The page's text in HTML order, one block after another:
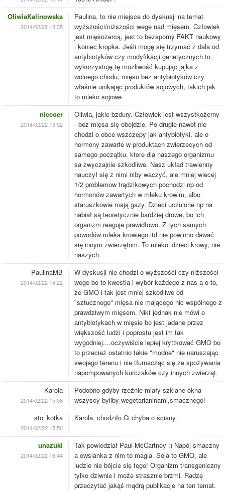
OliwiaKalinowska
2014/02/22 13:35
Paulina, to nie miejsce do dyskusji na temat
wyższości/niższości wege nad mięsem. Człowiek
jest mięsożercą, jest to bezsporny FAKT naukowy
i koniec kropka. Jeśli mogę się trzymać z dala od
antybiotyków czy modyfikacji genetycznych to
wykorzystuję tę możliwość kupując jajka z
wolnego chodu, mięso bez antybiotyków czy
właśnie unikając produktów sojowych, takich jak
to mleko sojowe.
niccoer
2014/02/22 13:52
Oliwia, jakie bzdury. Człowiek jest wszystkożerny
- bez mięsa się obejdzie. Po drugie nawet nie
chodzi o obce wszczepy jak antybiotyki, ale o
hormony zawarte w produktach zwierzecych od
samego początku, ktore dla naszego organizmu
sa zwyczajnie szkodliwe. Nasz układ trawienny
nauczył się z nimi niby waczyć, ale mniej wiecej
1/2 problemow trądzikowych pochodzi np od
hormonów zawartych w mleku krowim, albo
staruszkowie mają gazy. Dzieci uczulone np na
nabiał są teoretycznie bardziej drowe, bo ich
organizm reaguje prawidłowo. Z tych samych
powodów mleka krowiego itd nie powinno dawać
się innym zwierzętom. To mleko idzieci krowy, nie
naszych.
PaulinaMB
2014/02/22 14:22
W dyskusji nie chodzi o wyższośći czy niższości
wege bo to kwestia i wybór każdego z nas a o to,
że GMO i tak jest mniej szkodliwe od
"sztucznego" mięsa nie mającego nic wspólnego z
prawdziwym mięsem. Nikt jednak nie mówi o
antybiotykach w mięsie bo jest jadane przez
większość ludzi i poprostu jest im tak
wygodniej....oczywiście lepiej kryttkować GMO bo
to przecież ostatnio takie "modne" nie naruszając
swojego terenu i nie tłumacząc się ze spożywania
napompowanych kurczaków czy innych zwierząt.
Karola
2014/02/22 15:06
Podobno gdyby rzeźnie miały szklane okna
wszyscy byliby wegetarianinami,smacznego!
sto_kotka
2014/02/22 15:50
Karola, chodziło Ci chyba o ściany.
unazuki
2014/02/22 16:44
Tak powiedział Paul McCartney :) Napój smaczny
a owsianka z nim to magia. Soja to GMO, ale
ludzie nie bójcie się tego! Organizm transgeniczny
tylko dziwnie i może strasznie brzmi. Radzę
przeczytać jakąś mądrą publikacje na ten temat.